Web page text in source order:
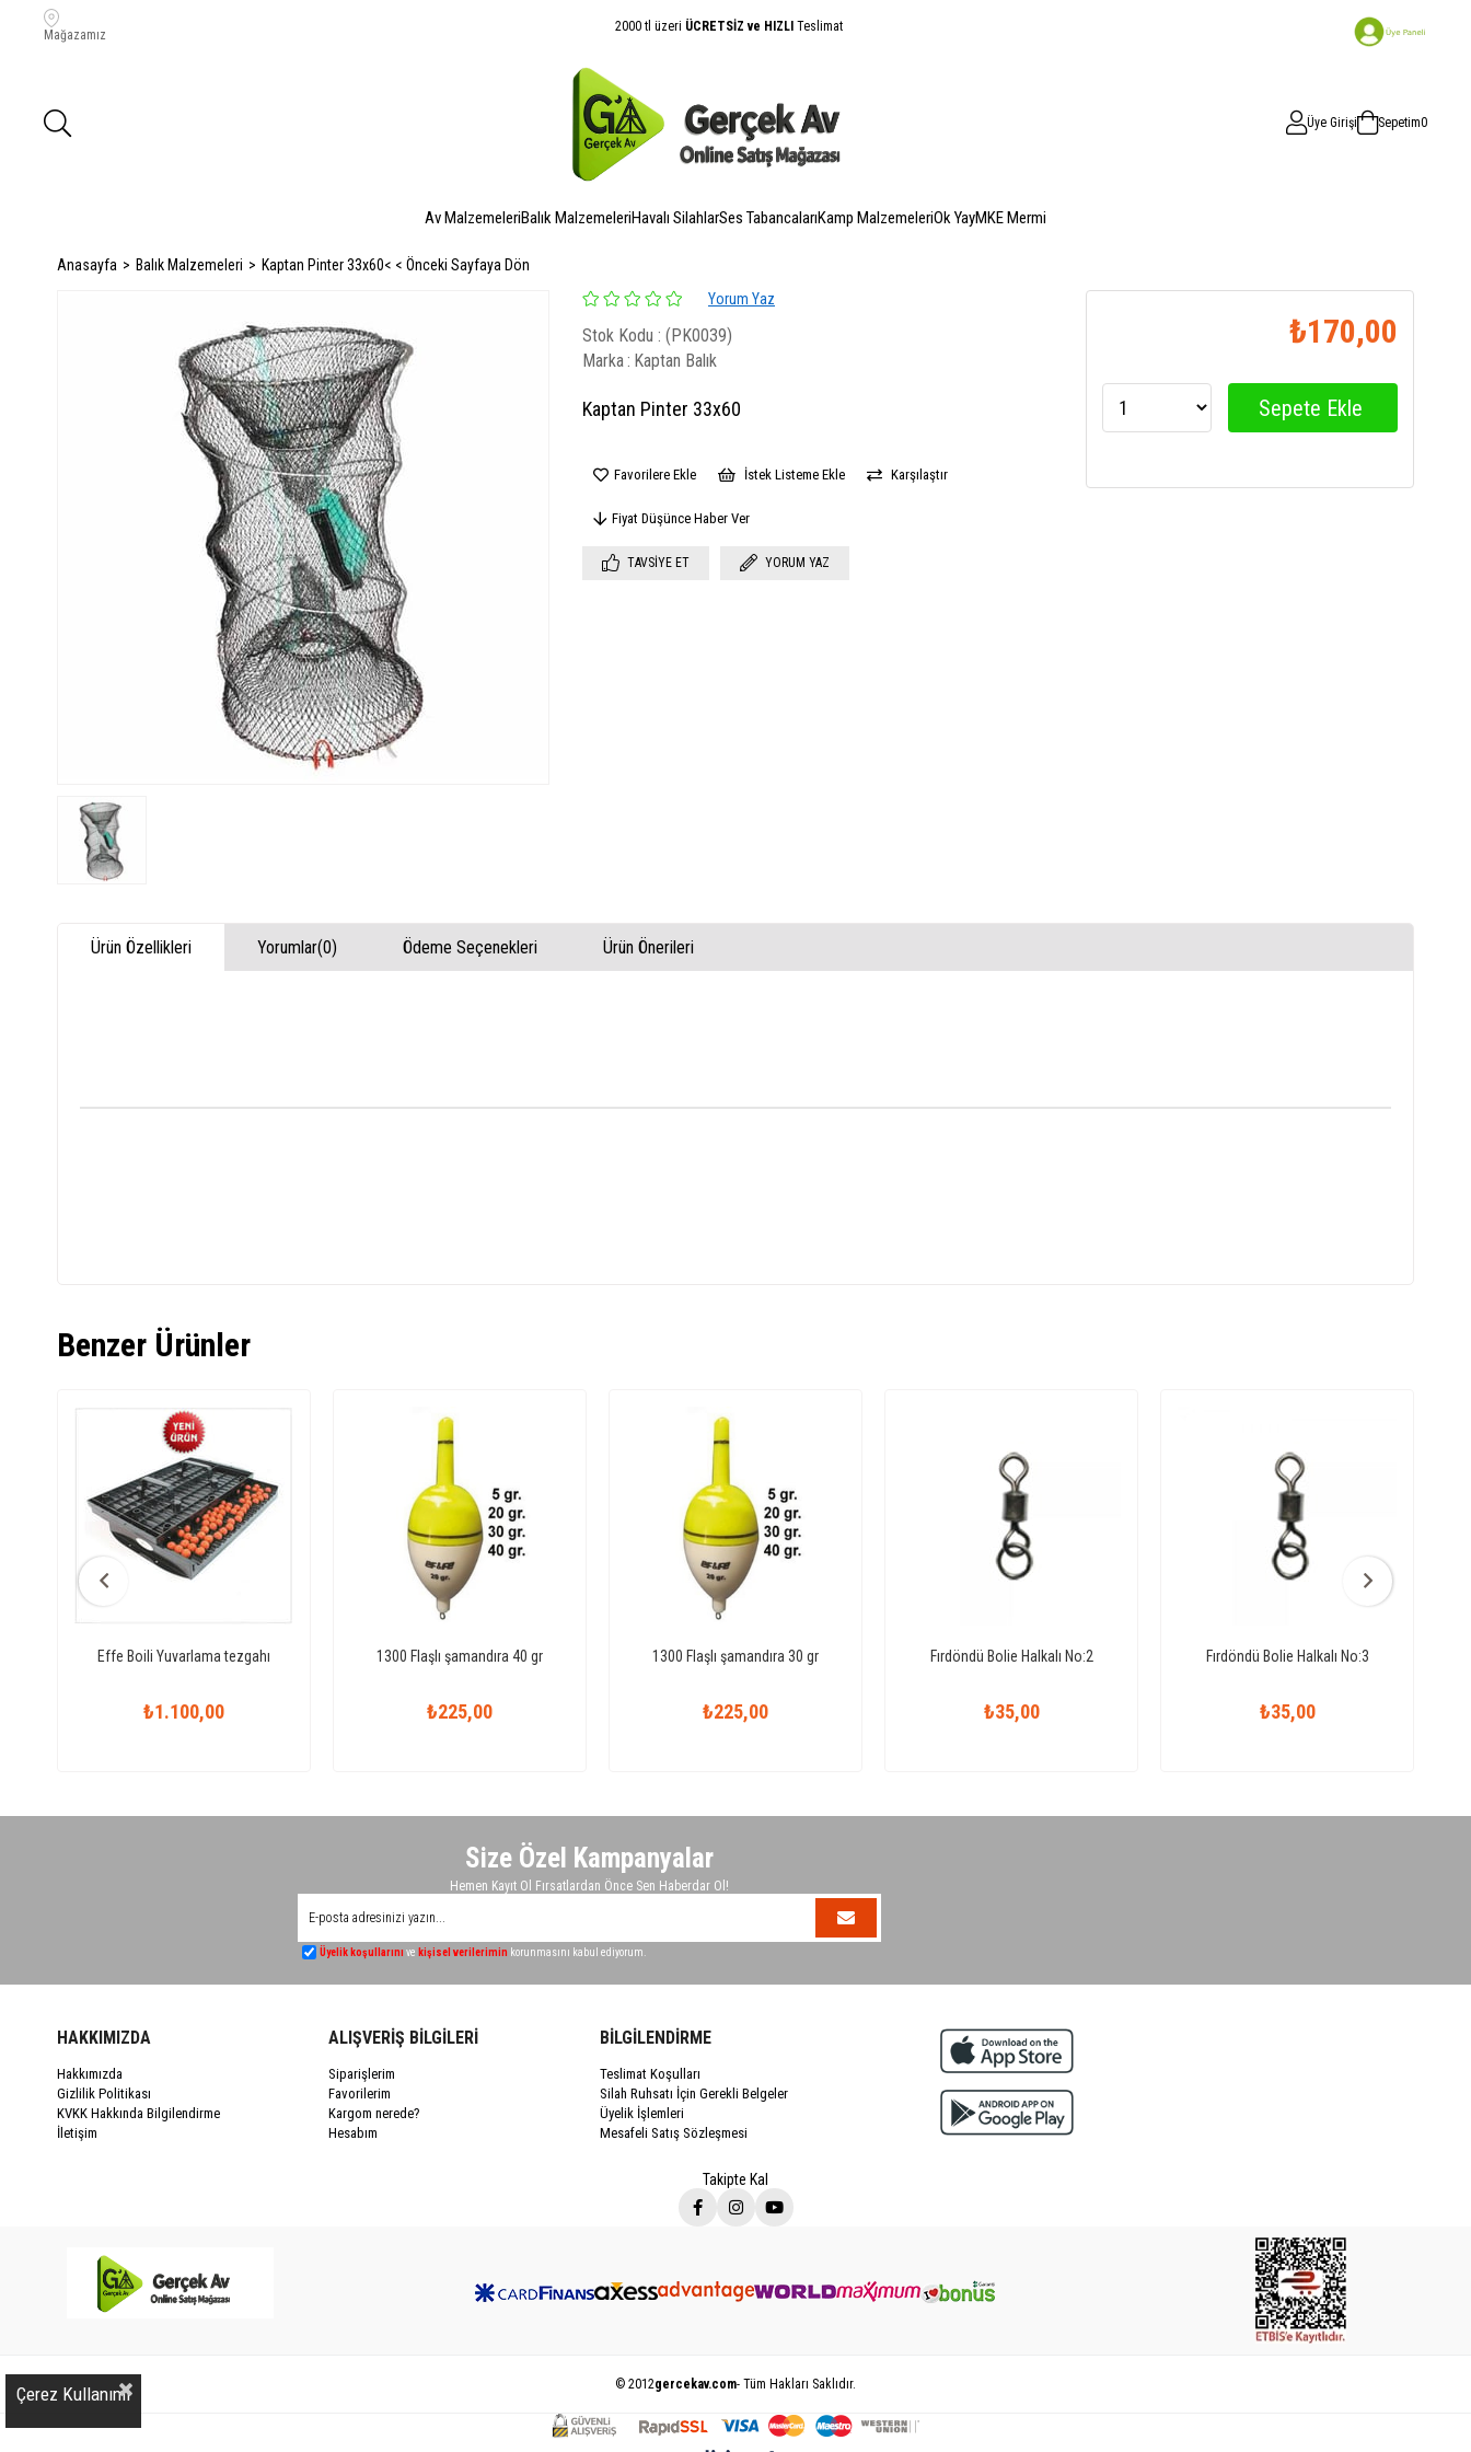
Mağazamız
2000 tl üzeri ÜCRETSİZ ve HIZLI Teslimat
Üye Girişi Sepetim0
Av MalzemeleriBalık MalzemeleriHavalı SilahlarSes TabancalarıKamp MalzemeleriOk YayMKE Mermi
Anasayfa Balık Malzemeleri Kaptan Pinter 33x60< < Önceki Sayfaya Dön
Yorum Yaz
Stok Kodu
(PK0039)
Marka: Kaptan Balık
Kaptan Pinter 33x60
Favorilere Ekle İstek Listeme Ekle Karşılaştır
Fiyat Düşünce Haber Ver
TAVSIYE ET YORUM YAZ
₺170,00
Ürün Özellikleri Yorumlar(0) Ödeme Seçenekleri Ürün Önerileri
Benzer Ürünler
Effe Boili Yuvarlama tezgahı
₺1.100,00
1300 Flaşlı şamandıra 40 gr
₺225,00
1300 Flaşlı şamandıra 30 gr
₺225,00
Fırdöndü Bolie Halkalı No:2
₺35,00
Fırdöndü Bolie Halkalı No:3
₺35,00
Size Özel Kampanyalar
Hemen Kayıt Ol Fırsatlardan Önce Sen Haberdar Ol!
Üyelik koşullarını ve kişisel verilerimin korunmasını kabul ediyorum.
HAKKIMIZDA
Hakkımızda
Gizlilik Politikası
KVKK Hakkında Bilgilendirme
İletişim
ALIŞVERİŞ BİLGİLERİ
Siparişlerim
Favorilerim
Kargom nerede?
Hesabım
BİLGİLENDİRME
Teslimat Koşulları
Silah Ruhsatı İçin Gerekli Belgeler
Üyelik İşlemleri
Mesafeli Satış Sözleşmesi
Takipte Kal
© 2012gercekav.com- Tüm Hakları Saklıdır.
Çerez Kullanımı